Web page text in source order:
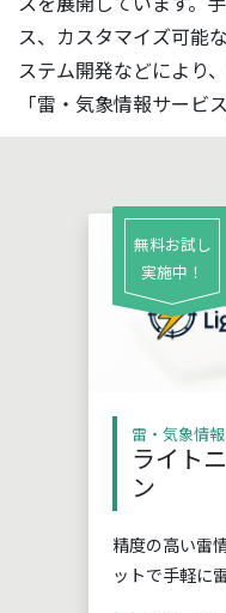
ス、カスタマイズ可能
ステム開発などにより
「雷・気象情報サービ
無料お試し
実施中！
雷・気象情
ライト
ン
精度の高い雷
ットで手軽に